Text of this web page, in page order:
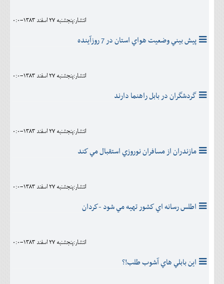
انتشار:پنجشنبه 27 اسفند 1383-0:0
پيش بيني وضعيت هواي استان در 7 روزآينده
انتشار:پنجشنبه 27 اسفند 1383-0:0
گردشگران در بابل راهنما دارند
انتشار:پنجشنبه 27 اسفند 1383-0:0
مازندران از مسافران نوروزي استقبال مي كند
انتشار:پنجشنبه 27 اسفند 1383-0:0
اطلس رسانه اي كشور تهيه مي شود -كردان
انتشار:پنجشنبه 27 اسفند 1383-0:0
اين بابلي هاي آشوب طلب!؟